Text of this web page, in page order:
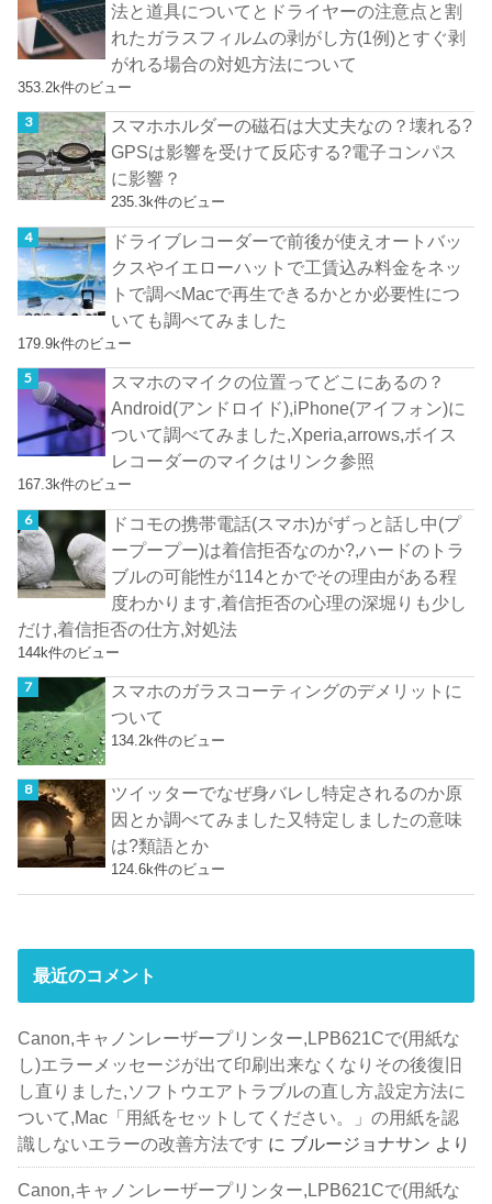
法と道具についてとドライヤーの注意点と割
れたガラスフィルムの剥がし方(1例)とすぐ剥
がれる場合の対処方法について
353.2k件のビュー
スマホホルダーの磁石は大丈夫なの？壊れる?
GPSは影響を受けて反応する?電子コンパス
に影響？
235.3k件のビュー
ドライブレコーダーで前後が使えオートバッ
クスやイエローハットで工賃込み料金をネッ
トで調べMacで再生できるかとか必要性につ
いても調べてみました
179.9k件のビュー
スマホのマイクの位置ってどこにあるの？
Android(アンドロイド),iPhone(アイフォン)に
ついて調べてみました,Xperia,arrows,ボイス
レコーダーのマイクはリンク参照
167.3k件のビュー
ドコモの携帯電話(スマホ)がずっと話し中(プ
ープープー)は着信拒否なのか?,ハードのトラ
ブルの可能性が114とかでその理由がある程
度わかります,着信拒否の心理の深堀りも少し
だけ,着信拒否の仕方,対処法
144k件のビュー
スマホのガラスコーティングのデメリットに
ついて
134.2k件のビュー
ツイッターでなぜ身バレし特定されるのか原
因とか調べてみました又特定しましたの意味
は?類語とか
124.6k件のビュー
最近のコメント
Canon,キャノンレーザープリンター,LPB621Cで(用紙な
し)エラーメッセージが出て印刷出来なくなりその後復旧
し直りました,ソフトウエアトラブルの直し方,設定方法に
ついて,Mac「用紙をセットしてください。」の用紙を認
識しないエラーの改善方法です に ブルージョナサン より
Canon,キャノンレーザープリンター,LPB621Cで(用紙な